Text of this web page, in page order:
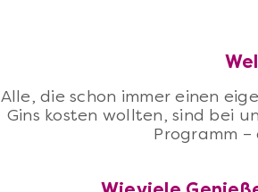
Alle, die schon immer einen
Gins kosten wollten, sind bei
Programm